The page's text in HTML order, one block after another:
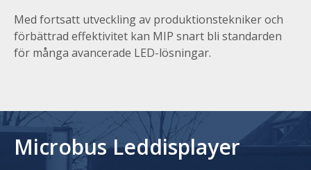
Med fortsatt utveckling av produktionstekniker och
förbättrad effektivitet kan MIP snart bli standarden
för många avancerade LED-lösningar.
Microbus Leddisplayer